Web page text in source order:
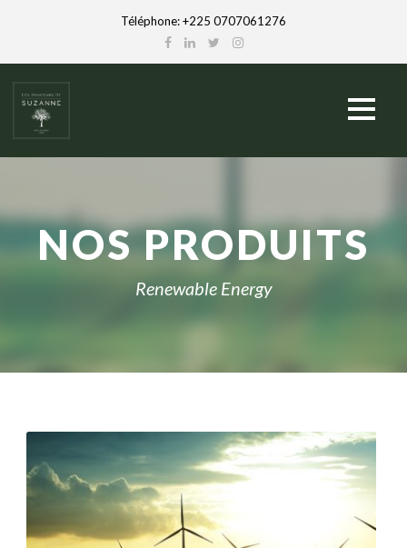
Téléphone: +225 0707061276
NOS PRODUITS
Renewable Energy